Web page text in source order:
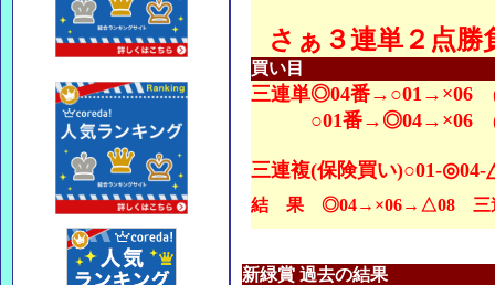
さぁ３連単２点勝
買い目
三連単◎04番→○01→×06
○01番→◎04→×06
三連複(保険買い)○01-◎04-
結 果 ◎04→×06→△08 三連
新緑賞 過去の結果